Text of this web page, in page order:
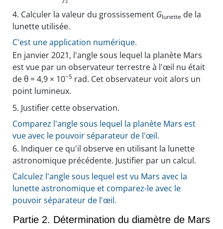
2
4. Calculer la valeur du grossissement Glunette de la
lunette utilisée.
C'est une application numérique.
En janvier 2021, l'angle sous lequel la planète Mars
est vue par un observateur terrestre à l'œil nu était
de θ = 4,9 × 10−5 rad. Cet observateur voit alors un
point lumineux.
5. Justifier cette observation.
Comparez l'angle sous lequel la planète Mars est
vue avec le pouvoir séparateur de l'œil.
6. Indiquer ce qu'il observe en utilisant la lunette
astronomique précédente. Justifier par un calcul.
Calculez l'angle sous lequel est vu Mars avec la
lunette astronomique et comparez-le avec le
pouvoir séparateur de l'œil.
Partie 2. Détermination du diamètre de Mars